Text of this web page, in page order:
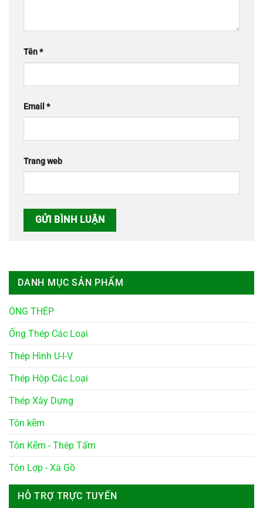
DANH MỤC SẢN PHẨM
ÓNG THÉP
Ống Thép Các Loại
Thép Hình U-I-V
Thép Hộp Các Loại
Thép Xây Dựng
Tôn kẽm
Tôn Kẽm - Thép Tấm
Tôn Lợp - Xà Gồ
HỖ TRỢ TRỰC TUYẾN
Tên*
Email *
Trang web